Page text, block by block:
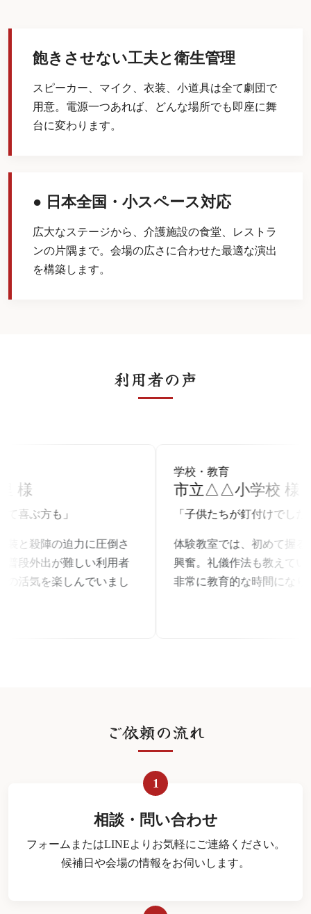
飽きさせない工夫と衛生管理
スピーカー、マイク、衣装、小道具は全て劇団で
用意。電源一つあれば、どんな場所でも即座に舞
台に変わります。
● 日本全国・小スペース対応
広大なステージから、介護施設の食堂、レストラ
ンの片隅まで。会場の広さに合わせた最適な演出
を構築します。
利用者の声
様
喜ぶ方も」
と殺陣の迫力に圧倒さ
段外出が難しい利用者
活気を楽しんでいまし
学校・教育
市立△△小学校 様
「子供たちが釘付けでした
体験教室では、初めて握る
興奮。礼儀作法も教えてい
非常に教育的な時間になり
ご依頼の流れ
1
相談・問い合わせ
フォームまたはLINEよりお気軽にご連絡ください。
候補日や会場の情報をお伺いします。